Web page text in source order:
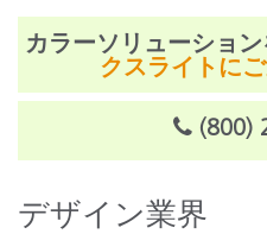
カラーソリューショ
クスライトに
(800)
デザイン業界